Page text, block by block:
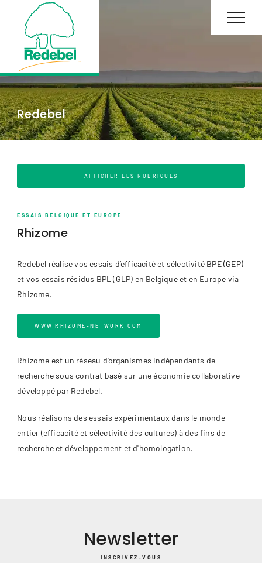
Redebel
AFFICHER LES RUBRIQUES
ESSAIS BELGIQUE ET EUROPE
Rhizome
Redebel réalise vos essais d’efficacité et sélectivité BPE (GEP)
et vos essais résidus BPL (GLP) en Belgique et en Europe via
Rhizome.
WWW.RHIZOME-NETWORK.COM
Rhizome est un réseau d'organismes indépendants de
recherche sous contrat basé sur une économie collaborative
développé par Redebel.
Nous réalisons des essais expérimentaux dans le monde
entier (efficacité et sélectivité des cultures) à des fins de
recherche et développement et d'homologation.
Newsletter
INSCRIVEZ-VOUS